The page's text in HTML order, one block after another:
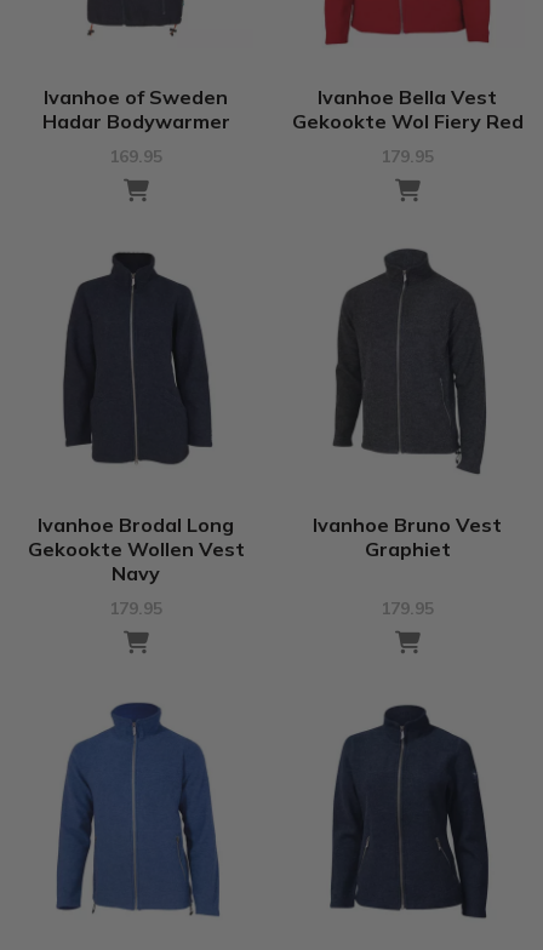
Ivanhoe of Sweden
Hadar Bodywarmer
169.95
Ivanhoe Bella Vest
Gekookte Wol Fiery Red
179.95
Ivanhoe Brodal Long
Gekookte Wollen Vest
Navy
179.95
Ivanhoe Bruno Vest
Graphiet
179.95